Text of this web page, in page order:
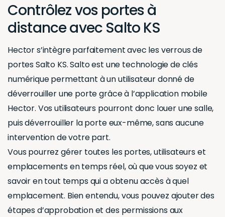
Contrôlez vos portes à
distance avec Salto KS
Hector s’intègre parfaitement avec les verrous de
portes Salto KS. Salto est une technologie de clés
numérique permettant à un utilisateur donné de
déverrouiller une porte grâce à l’application mobile
Hector. Vos utilisateurs pourront donc louer une salle,
puis déverrouiller la porte eux-même, sans aucune
intervention de votre part.
Vous pourrez gérer toutes les portes, utilisateurs et
emplacements en temps réel, où que vous soyez et
savoir en tout temps qui a obtenu accès à quel
emplacement. Bien entendu, vous pouvez ajouter des
étapes d’approbation et des permissions aux